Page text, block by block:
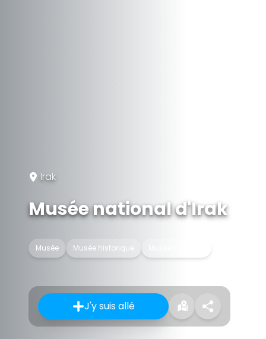
Irak
Musée national d'Irak
Musée Musée historique
J'y suis allé